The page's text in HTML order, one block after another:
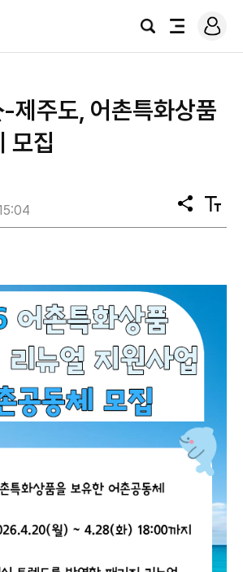
검
전
로
그
제주도, 어촌특화상품
모집
공
유
텍
스